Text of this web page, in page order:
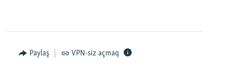
Paylaş VPN-siz açmaq